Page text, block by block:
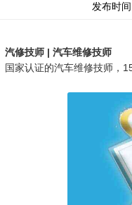
发布时
汽修技师 | 汽车维修技师